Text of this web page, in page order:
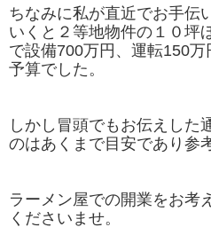
ちなみに私が直近でお手伝
いくと２等地物件の１０坪
で設備700万円、運転150
予算でした。
しかし冒頭でもお伝えした
のはあくまで目安であり参
ラーメン屋での開業をお考
くださいませ。